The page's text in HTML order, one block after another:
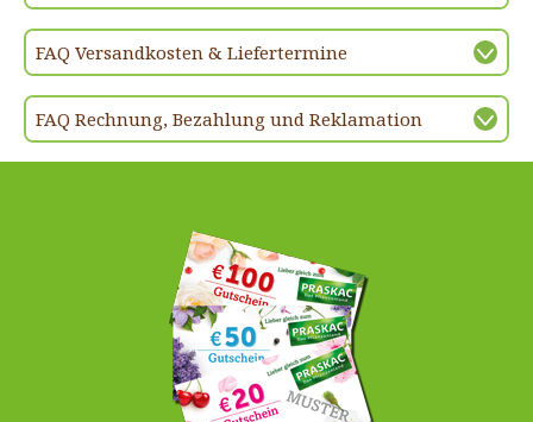
FAQ Versandkosten & Liefertermine
FAQ Rechnung, Bezahlung und Reklamation